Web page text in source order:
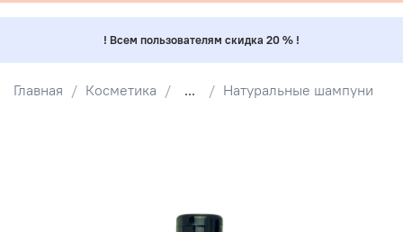
! Всем пользователям скидка 20 % !
Главная Косметика ... Натуральные шампуни